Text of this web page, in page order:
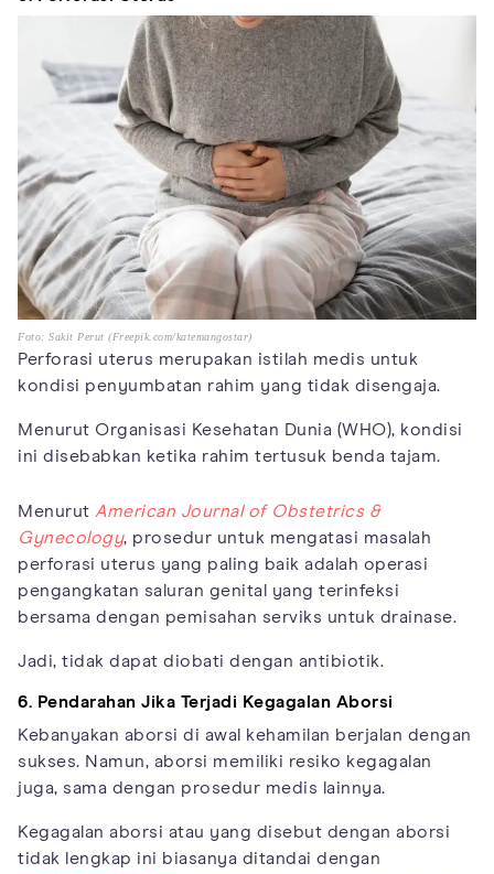
Foto: Sakit Perut (Freepik.com/katemangostar)
Perforasi uterus merupakan istilah medis untuk
kondisi penyumbatan rahim yang tidak disengaja.
Menurut Organisasi Kesehatan Dunia (WHO), kondisi
ini disebabkan ketika rahim tertusuk benda tajam.
Menurut American Journal of Obstetrics &
Gynecology, prosedur untuk mengatasi masalah
perforasi uterus yang paling baik adalah operasi
pengangkatan saluran genital yang terinfeksi
bersama dengan pemisahan serviks untuk drainase.
Jadi, tidak dapat diobati dengan antibiotik.
6. Pendarahan Jika Terjadi Kegagalan Aborsi
Kebanyakan aborsi di awal kehamilan berjalan dengan
sukses. Namun, aborsi memiliki resiko kegagalan
juga, sama dengan prosedur medis lainnya.
Kegagalan aborsi atau yang disebut dengan aborsi
tidak lengkap ini biasanya ditandai dengan